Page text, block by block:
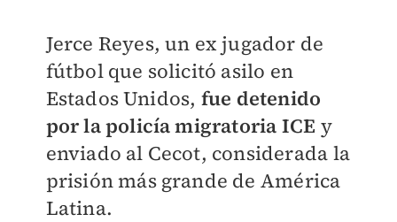
Jerce Reyes, un ex jugador de
fútbol que solicitó asilo en
Estados Unidos, fue detenido
por la policía migratoria ICE y
enviado al Cecot, considerada la
prisión más grande de América
Latina.